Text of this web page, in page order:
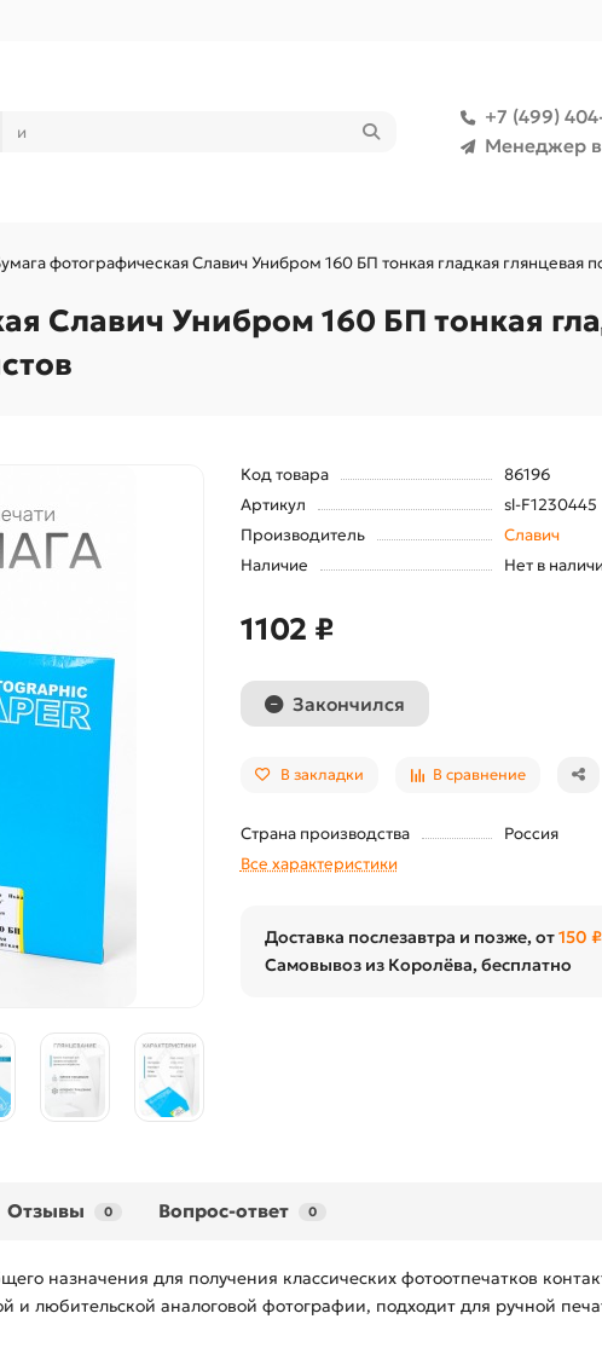
+7 (499)
Менеджер
фотографическая Славич Унибром 160 БП тонкая гладкая глянцевая
Славич Унибром 160 БП тонкая
Код товара
86196
Артикул
sl-F1230445
Производитель
Славич
Наличие
Нет в
1102 ₽
Закончился
В закладки В сравнение
Страна производства
Россия
Все характеристики
Доставка послезавтра и позже, от150 ₽
Самовывоз из Королёва, бесплатно
Отзывы 0 Вопрос-ответ 0
назначения для получения классических фотоотпечатков
и любительской аналоговой фотографии, подходит для ручной